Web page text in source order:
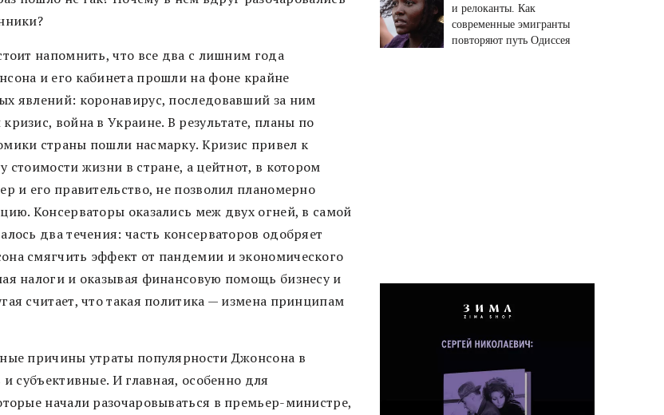
напомнить, что все два с лишним года
и его кабинета прошли на фоне крайне
явлений: коронавирус, последовавший за ним
война в Украине. В результате, планы по
страны пошли насмарку. Кризис привел к
стоимости жизни в стране, а цейтнот, в котором
и его правительство, не позволил планомерно
Консерваторы оказались меж двух огней, в самой
два течения: часть консерваторов одобряет
смягчить эффект от пандемии и экономического
налоги и оказывая финансовую помощь бизнесу и
считает, что такая политика — измена принципам
причины утраты популярности Джонсона в
субъективные. И главная, особенно для
начали разочаровываться в премьер-министре,
и релоканты. Как
современные эмигранты
повторяют путь Одиссея